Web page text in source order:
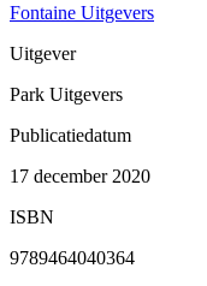
Fontaine Uitgevers
Uitgever
Park Uitgevers
Publicatiedatum
17 december 2020
ISBN
9789464040364